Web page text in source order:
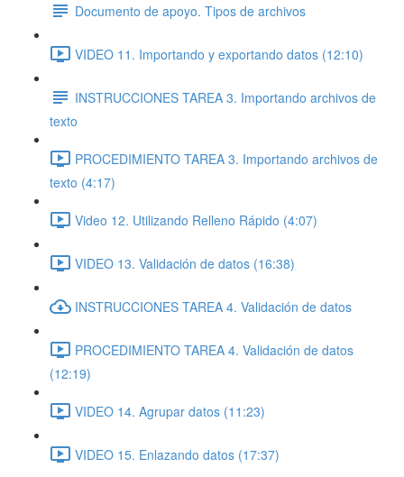
Documento de apoyo. Tipos de archivos
VIDEO 11. Importando y exportando datos (12:10)
INSTRUCCIONES TAREA 3. Importando archivos de
texto
PROCEDIMIENTO TAREA 3. Importando archivos de
texto (4:17)
Video 12. Utilizando Relleno Rápido (4:07)
VIDEO 13. Validación de datos (16:38)
INSTRUCCIONES TAREA 4. Validación de datos
PROCEDIMIENTO TAREA 4. Validación de datos
(12:19)
VIDEO 14. Agrupar datos (11:23)
VIDEO 15. Enlazando datos (17:37)